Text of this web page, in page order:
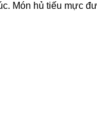
Món hủ tiếu mực